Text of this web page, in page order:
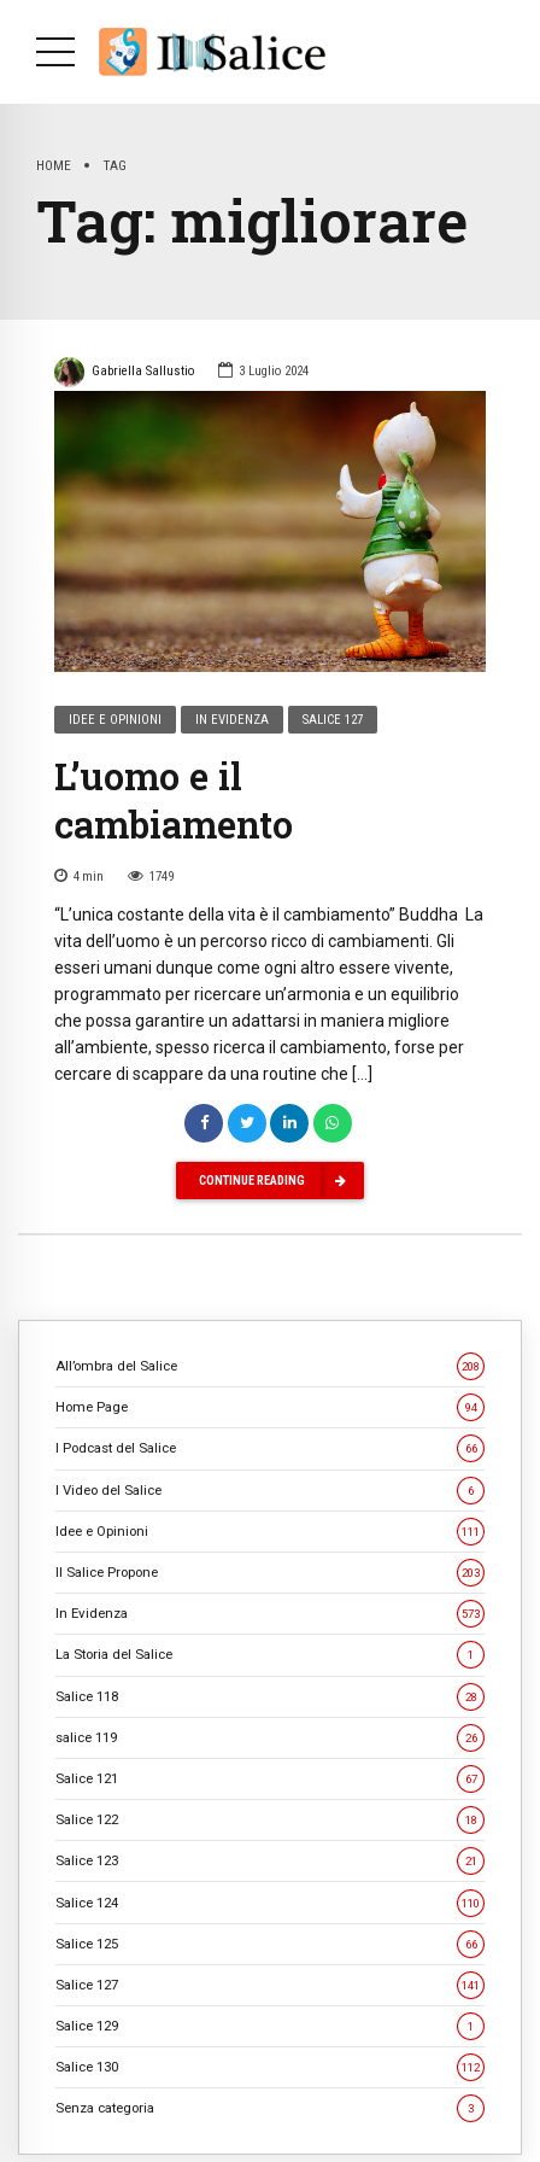
HOME TAG
Tag: migliorare
Gabriella Sallustio 3 Luglio 2024
IDEE E OPINIONI IN EVIDENZA SALICE 127
L’uomo e il
cambiamento
4 min 1749
“L’unica costante della vita è il cambiamento” Buddha La
vita dell’uomo è un percorso ricco di cambiamenti. Gli
esseri umani dunque come ogni altro essere vivente,
programmato per ricercare un’armonia e un equilibrio
che possa garantire un adattarsi in maniera migliore
all’ambiente, spesso ricerca il cambiamento, forse per
cercare di scappare da una routine che […]
CONTINUE READING
All’ombra del Salice 208
Home Page 94
I Podcast del Salice 66
I Video del Salice 6
Idee e Opinioni 111
Il Salice Propone 203
In Evidenza 573
La Storia del Salice 1
Salice 118 28
salice 119 26
Salice 121 67
Salice 122 18
Salice 123 21
Salice 124 110
Salice 125 66
Salice 127 141
Salice 129 1
Salice 130 112
Senza categoria 3